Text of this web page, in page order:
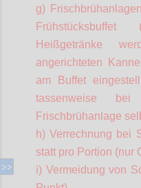
g)
Heißgetränke
angerichteten
am Buffet
tassenweise bei
Frischbrühanlage
h) Verrechnung bei
statt pro Portion (nur
i) Vermeidung von